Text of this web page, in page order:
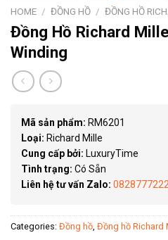
HOME / ĐỒNG HỒ / ĐỒNG HỒ
Đồng Hồ Richard
Winding
Mã sản phẩm: RM6201
Loại: Richard Mille
Cung cấp bởi: LuxuryTime
Tình trạng: Có Sẵn
Liên hệ tư vấn Zalo: 0828777222
Categories: Đồng hồ Đồng hồ Richard